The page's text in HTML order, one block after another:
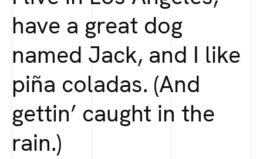
have a great dog
named Jack, and I like
piña coladas. (And
gettin’ caught in the
rain.)